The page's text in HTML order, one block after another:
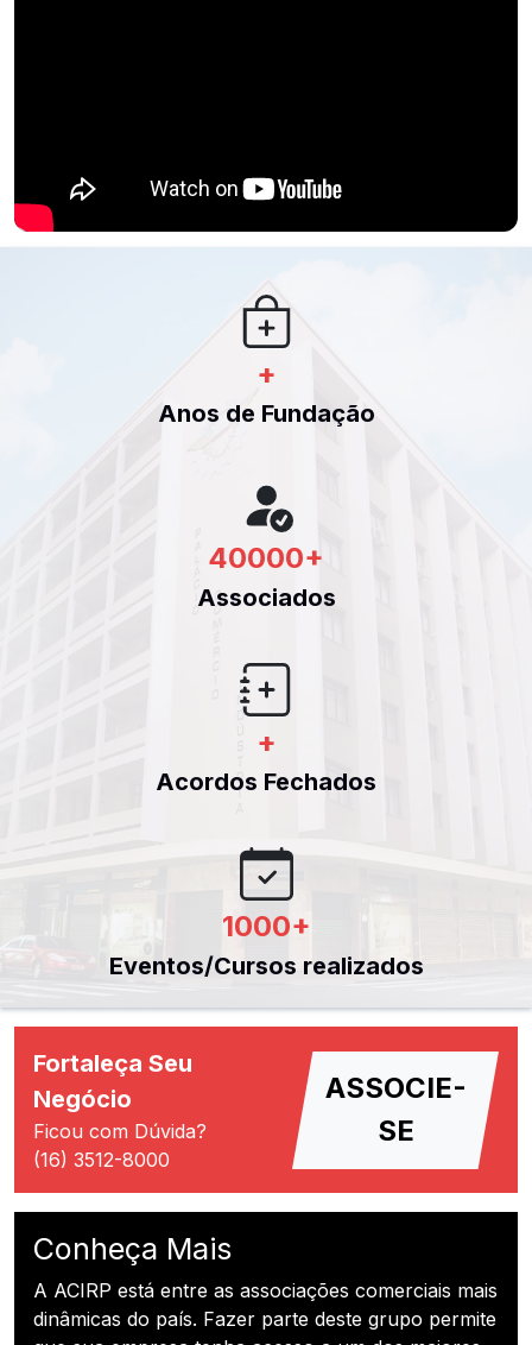
+
Anos de Fundação
40000+
Associados
+
Acordos Fechados
1000+
Eventos/Cursos realizados
Fortaleça Seu
Negócio
Ficou com Dúvida?
(16) 3512-8000
ASSOCIE-
SE
Conheça Mais
A ACIRP está entre as associações comerciais mais
dinâmicas do país. Fazer parte deste grupo permite